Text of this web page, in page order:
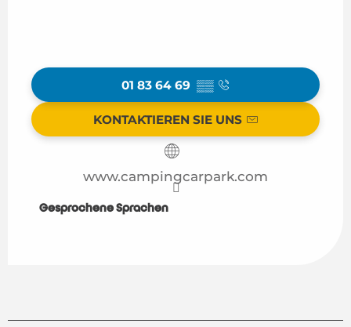
01 83 64 69 ▒▒
KONTAKTIEREN SIE UNS
www.campingcarpark.com
Gesprochene Sprachen
Gesprochene Sprachen